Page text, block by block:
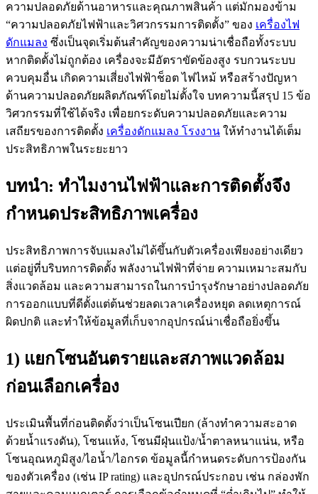
ความปลอดภัยด้านอาหารและคุณภาพสินค้า แต่มักมองข้าม
“ความปลอดภัยไฟฟ้าและวิศวกรรมการติดตั้ง” ของ เครื่องไฟ
ดักแมลง ซึ่งเป็นจุดเริ่มต้นสำคัญของความน่าเชื่อถือทั้งระบบ
หากติดตั้งไม่ถูกต้อง เครื่องจะมีอัตราขัดข้องสูง รบกวนระบบ
ควบคุมอื่น เกิดความเสี่ยงไฟฟ้าช็อต ไฟไหม้ หรือสร้างปัญหา
ด้านความปลอดภัยผลิตภัณฑ์โดยไม่ตั้งใจ บทความนี้สรุป 15 ข้อ
วิศวกรรมที่ใช้ได้จริง เพื่อยกระดับความปลอดภัยและความ
เสถียรของการติดตั้ง เครื่องดักแมลง โรงงาน ให้ทำงานได้เต็ม
ประสิทธิภาพในระยะยาว
บทนำ: ทำไมงานไฟฟ้าและการติดตั้งจึง
กำหนดประสิทธิภาพเครื่อง
ประสิทธิภาพการจับแมลงไม่ได้ขึ้นกับตัวเครื่องเพียงอย่างเดียว
แต่อยู่ที่บริบทการติดตั้ง พลังงานไฟฟ้าที่จ่าย ความเหมาะสมกับ
สิ่งแวดล้อม และความสามารถในการบำรุงรักษาอย่างปลอดภัย
การออกแบบที่ดีตั้งแต่ต้นช่วยลดเวลาเครื่องหยุด ลดเหตุการณ์
ผิดปกติ และทำให้ข้อมูลที่เก็บจากอุปกรณ์น่าเชื่อถือยิ่งขึ้น
1) แยกโซนอันตรายและสภาพแวดล้อม
ก่อนเลือกเครื่อง
ประเมินพื้นที่ก่อนติดตั้งว่าเป็นโซนเปียก (ล้างทำความสะอาด
ด้วยน้ำแรงดัน), โซนแห้ง, โซนมีฝุ่นแป้ง/น้ำตาลหนาแน่น, หรือ
โซนอุณหภูมิสูง/ไอน้ำ/ไอกรด ข้อมูลนี้กำหนดระดับการป้องกัน
ของตัวเครื่อง (เช่น IP rating) และอุปกรณ์ประกอบ เช่น กล่องพัก